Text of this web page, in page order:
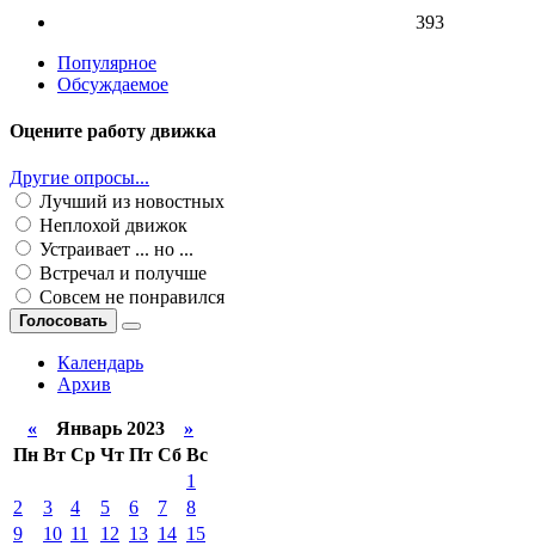
393
Популярное
Обсуждаемое
Оцените работу движка
Другие опросы...
Лучший из новостных
Неплохой движок
Устраивает ... но ...
Встречал и получше
Совсем не понравился
Голосовать
Календарь
Архив
« Январь 2023 »
Пн Вт Ср Чт Пт Сб Вс
1
2
3 4 5 6 7
8
9
10 11 12 13 14 15